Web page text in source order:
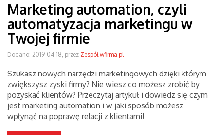
Marketing automation, czyli
automatyzacja marketingu w
Twojej firmie
Dodano: 2019-04-18, przez Zespół wfirma.pl
Szukasz nowych narzędzi marketingowych dzięki którym
zwiększysz zyski firmy? Nie wiesz co możesz zrobić by
pozyskać klientów? Przeczytaj artykuł i dowiedz się czym
jest marketing automation i w jaki sposób możesz
wpłynąć na poprawę relacji z klientami!